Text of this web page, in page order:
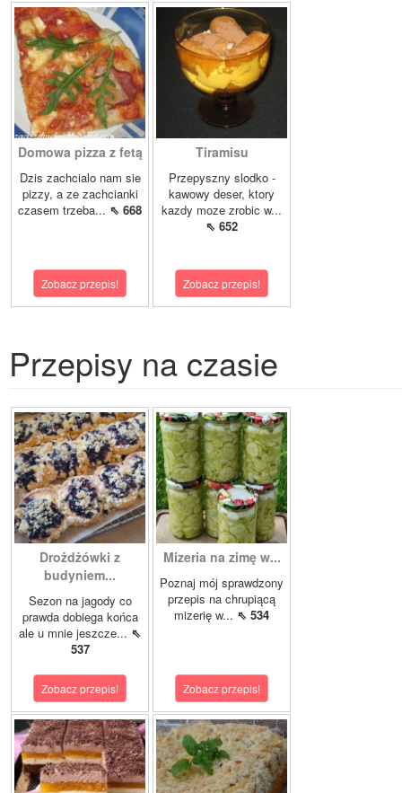
Domowa pizza z fetą
Dzis zachcialo nam sie
pizzy, a ze zachcianki
czasem trzeba... ⇖ 668
Zobacz przepis!
Tiramisu
Przepyszny slodko -
kawowy deser, ktory
kazdy moze zrobic w...
⇖ 652
Zobacz przepis!
Przepisy na czasie
Drożdżówki z
budyniem...
Sezon na jagody co
prawda dobiega końca
ale u mnie jeszcze... ⇖
537
Zobacz przepis!
Mizeria na zimę w...
Poznaj mój sprawdzony
przepis na chrupiącą
mizerię w... ⇖ 534
Zobacz przepis!